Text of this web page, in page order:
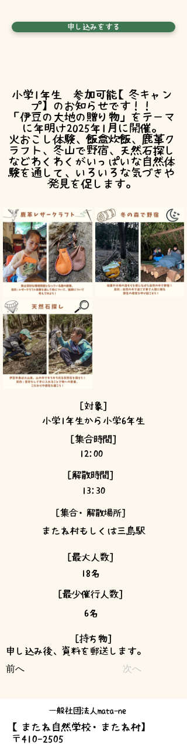
申し込みをする
小学1年生〜参加可能【冬キャン
プ】のお知らせです！！
「伊豆の大地の贈り物」をテーマ
に年明け2025年1月に開催。
火おこし体験、飯盒炊飯、鹿革ク
ラフト、冬山で野宿、天然石探し
などわくわくがいっぱいな自然体
験を通して、いろいろな気づきや
発見を促します。
[対象]
小学1年生から小学6年生
[集合時間]
12:00
[解散時間]
13:30
[集合・解散場所]
またね村もしくは三島駅
[最大人数]
18名
[最少催行人数]
6名
[持ち物]
申し込み後、資料を郵送します。
前へ 次へ
一般社団法人mata-ne
【またね自然学校・またね村】
〒410-2505